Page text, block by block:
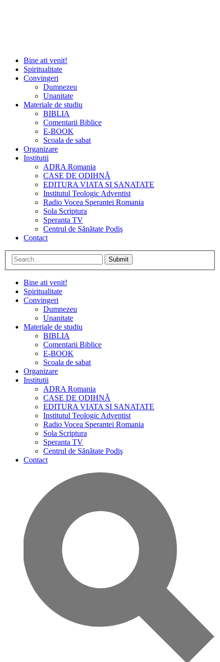
Bine ati venit!
Spiritualitate
Convingeri
Dumnezeu
Unanitate
Materiale de studiu
BIBLIA
Comentarii Biblice
E-BOOK
Scoala de sabat
Organizare
Institutii
ADRA Romania
CASE DE ODIHNĂ
EDITURA VIATA SI SANATATE
Institutul Teologic Adventist
Radio Vocea Sperantei Romania
Sola Scriptura
Speranta TV
Centrul de Sănătate Podiş
Contact
Submit
Bine ati venit!
Spiritualitate
Convingeri
Dumnezeu
Unanitate
Materiale de studiu
BIBLIA
Comentarii Biblice
E-BOOK
Scoala de sabat
Organizare
Institutii
ADRA Romania
CASE DE ODIHNĂ
EDITURA VIATA SI SANATATE
Institutul Teologic Adventist
Radio Vocea Sperantei Romania
Sola Scriptura
Speranta TV
Centrul de Sănătate Podiş
Contact